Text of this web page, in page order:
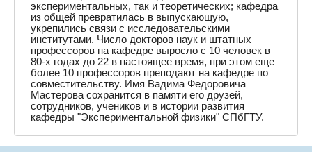
экспериментальных, так и теоретических; кафедра
из общей превратилась в выпускающую,
укрепились связи с исследовательскими
институтами. Число докторов наук и штатных
профессоров на кафедре выросло с 10 человек в
80-х годах до 22 в настоящее время, при этом еще
более 10 профессоров преподают на кафедре по
совместительству. Имя Вадима Федоровича
Мастерова сохранится в памяти его друзей,
сотрудников, учеников и в истории развития
кафедры "Экспериментальной физики" СПбГТУ.